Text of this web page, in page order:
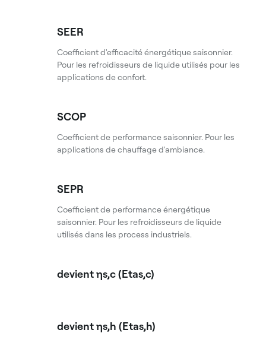
SEER
Coefficient d'efficacité énergétique saisonnier.
Pour les refroidisseurs de liquide utilisés pour les
applications de confort.
SCOP
Coefficient de performance saisonnier. Pour les
applications de chauffage d'ambiance.
SEPR
Coefficient de performance énergétique
saisonnier. Pour les refroidisseurs de liquide
utilisés dans les process industriels.
devient ηs,c (Etas,c)
devient ηs,h (Etas,h)